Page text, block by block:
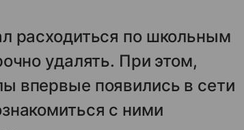
расходиться по школьным
удалять. При этом,
впервые появились в сети
с ними